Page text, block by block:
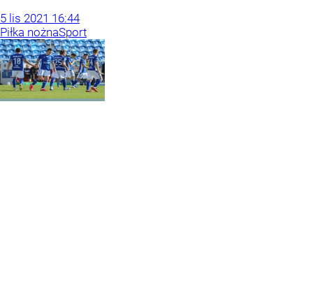
5 lis 2021 16:44
Piłka nożnaSport